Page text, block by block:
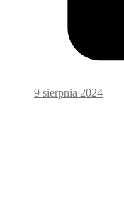
9 sierpnia 2024